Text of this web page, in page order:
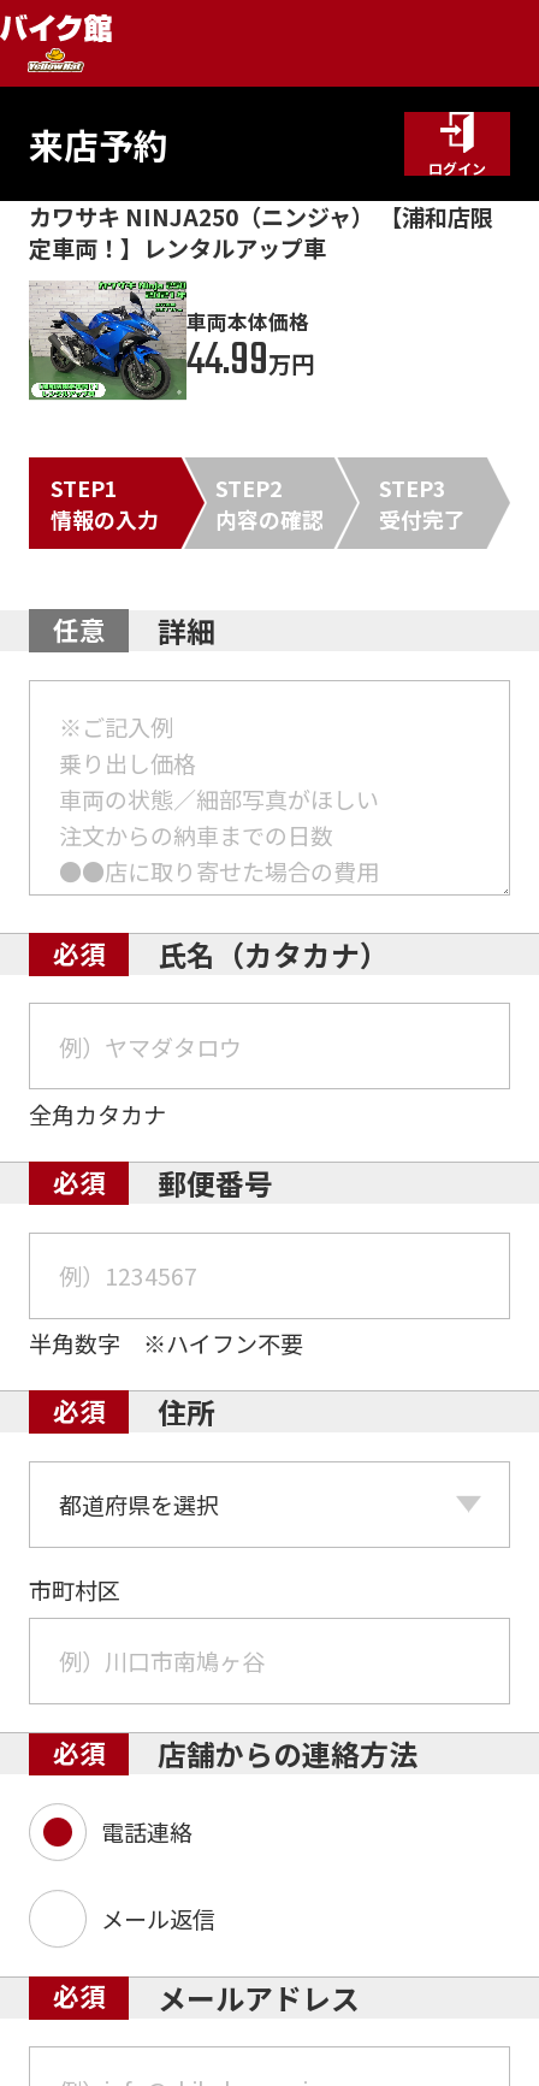
来店予約 ログイン
カワサキ NINJA250（ニンジャ） 【浦和店限
定車両！】レンタルアップ車
車両本体価格
44.99万円
STEP1
情報の入力
STEP2
内容の確認
STEP3
受付完了
詳細
氏名（カタカナ）
全角カタカナ
郵便番号
半角数字 ※ハイフン不要
住所
市町村区
店舗からの連絡方法
電話連絡
メール返信
メールアドレス